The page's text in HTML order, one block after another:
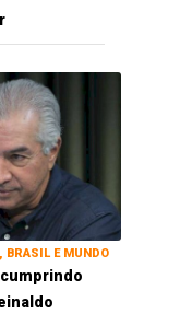
BRASIL E MUNDO